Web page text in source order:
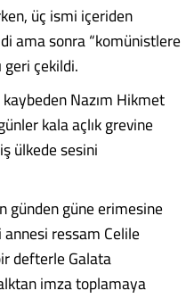
üç ismi içeriden
ama sonra “komünistlere
geri çekildi.
Nazım Hikmet
kala açlık grevine
ülkede sesini
günden güne erimesine
ressam Celile
defterle Galata
imza toplamaya